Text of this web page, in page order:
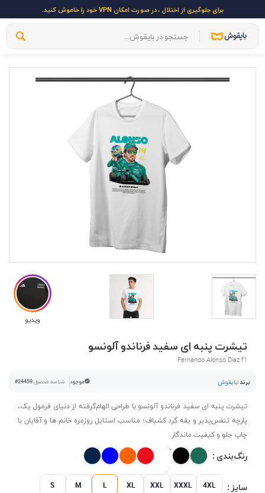
برای جلوگیری از اختلال ، در صورت امکان VPN خود را خاموش کنید.
ویدیو
تیشرت پنبه ای سفید فرناندو آلونسو
Fernando Alonso Díaz f1
برند :بایقوش موجود شناسه محصول:#24459
تیشرت پنبه ای سفید فرناندو آلونسو با طراحی الهام‌گرفته از دنیای فرمول یک،
پارچه تنفس‌پذیر و یقه گرد کشباف؛ مناسب استایل روزمره خانم ها و آقایان با
چاپ جلو و کیفیت ماندگار.
رنگ‌بندی :
سایز : S M L XL XXL XXXL 4XL